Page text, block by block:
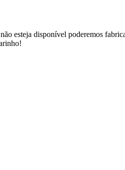
esteja disponível poderemos